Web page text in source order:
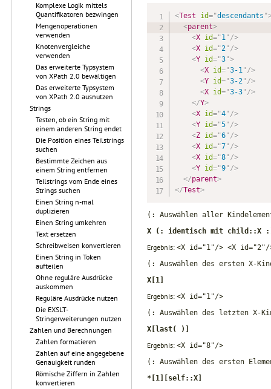
Komplexe Logik mittels
Quantifikatoren bezwingen
Mengenoperationen
verwenden
Knotenvergleiche
verwenden
Das erweiterte Typsystem
von XPath 2.0 bewältigen
Das erweiterte Typsystem
von XPath 2.0 ausnutzen
Strings
Testen, ob ein String mit
einem anderen String endet
Die Position eines Teilstrings
suchen
Bestimmte Zeichen aus
einem String entfernen
Teilstrings vom Ende eines
Strings suchen
Einen String n-mal
duplizieren
Einen String umkehren
Text ersetzen
Schreibweisen konvertieren
Einen String in Token
aufteilen
Ohne reguläre Ausdrücke
auskommen
Reguläre Ausdrücke nutzen
Die EXSLT-
Stringerweiterungen nutzen
Zahlen und Berechnungen
Zahlen formatieren
Zahlen auf eine angegebene
Genauigkeit runden
Römische Ziffern in Zahlen
konvertieren
<Test id="descendants "
<parent>
<X id="1"/>
<X id="2"/>
<Y id="3">
<X id="3-1"/>
<Y id="3-2"/>
<X id="3-3"/>
</Y>
<X id="4"/>
<Y id="5"/>
<Z id="6"/>
<X id="7"/>
<X id="8"/>
<Y id="9"/>
</parent>
</Test>
(: Auswählen aller
X (: identisch mit child::X
Ergebnis: <X id="1"/> <X
(: Auswählen des ersten X-
X[1]
Ergebnis: <X id="1"/>
(: Auswählen des letzten X-
X[last( )]
Ergebnis: <X id="8"/>
(: Auswählen des ersten
*[1][self::X]